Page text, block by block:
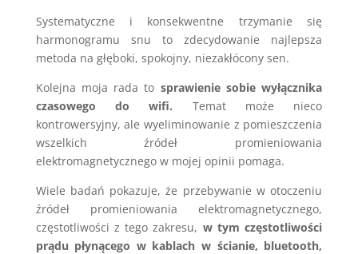
Systematyczne i konsekwentne trzymanie się
harmonogramu snu to zdecydowanie najlepsza
metoda na głęboki, spokojny, niezakłócony sen.
Kolejna moja rada to sprawienie sobie wyłącznika
czasowego do wifi. Temat może nieco
kontrowersyjny, ale wyeliminowanie z pomieszczenia
wszelkich źródeł promieniowania
elektromagnetycznego w mojej opinii pomaga.
Wiele badań pokazuje, że przebywanie w otoczeniu
źródeł promieniowania elektromagnetycznego,
częstotliwości z tego zakresu, w tym częstotliwości
prądu płynącego w kablach w ścianie, bluetooth,